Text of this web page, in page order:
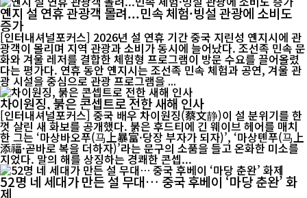
옌지 설 연휴 관광객 몰려...민속 체험·빙설 관광에 소비도
증가
[인터내셔널포커스] 2026년 설 연휴 기간 중국 지린성 옌지시에 관
광객이 몰리며 지역 관광과 소비가 동시에 늘어났다. 조선족 민속 문
화와 겨울 레저를 결합한 체험형 프로그램이 방문 수요를 끌어올렸
다는 평가다. 연휴 동안 옌지시는 조선족 민속 체험과 공연, 겨울 관
광 시설을 중심으로 관광 프로그램을 ...
차이원징, 붉은 콘셉트로 전한 새해 인사
[인터내셔널포커스] 중국 배우 차이원징(蔡文静)이 설 분위기를 한
껏 살린 새 화보를 공개했다. 붉은 후드티에 긴 웨이브 헤어를 매치
한 그는 ‘마상바오푸(马上暴富·당장 부자가 되자)’, ‘마상톈푸(马上
添福·곧바로 복을 더하자)’라는 문구의 소품을 들고 온화한 미소를
지었다. 말의 해를 상징하는 경쾌한 콘셉...
52명 네 세대가 만든 설 무대… 중국 후베이 ‘마당 춘완’ 화
제